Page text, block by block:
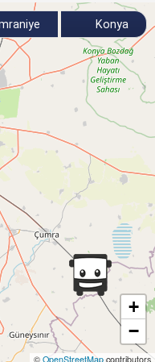
+
−
© OpenStreetMapcontributors
Konya